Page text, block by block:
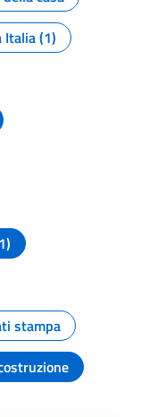
Italia (1)
stampa